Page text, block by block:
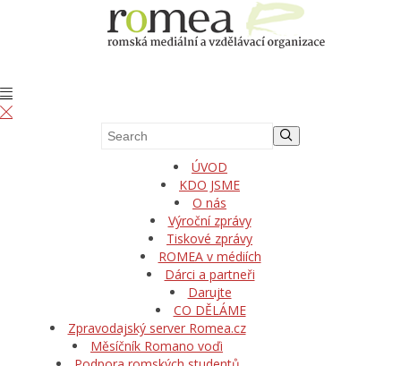
ÚVOD
KDO JSME
O nás
Výroční zprávy
Tiskové zprávy
ROMEA v médiích
Dárci a partneři
Darujte
CO DĚLÁME
Zpravodajský server Romea.cz
Měsíčník Romano voďi